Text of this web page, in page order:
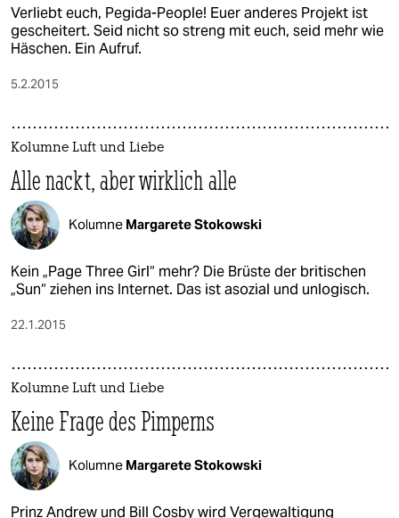
Verliebt euch, Pegida-People! Euer anderes Projekt ist
gescheitert. Seid nicht so streng mit euch, seid mehr wie
Häschen. Ein Aufruf.
5.2.2015
Kolumne Luft und Liebe
Alle nackt, aber wirklich alle
Kolumne Margarete Stokowski
Kein „Page Three Girl“ mehr? Die Brüste der britischen
„Sun“ ziehen ins Internet. Das ist asozial und unlogisch.
22.1.2015
Kolumne Luft und Liebe
Keine Frage des Pimperns
Kolumne Margarete Stokowski
Prinz Andrew und Bill Cosby wird Vergewaltigung